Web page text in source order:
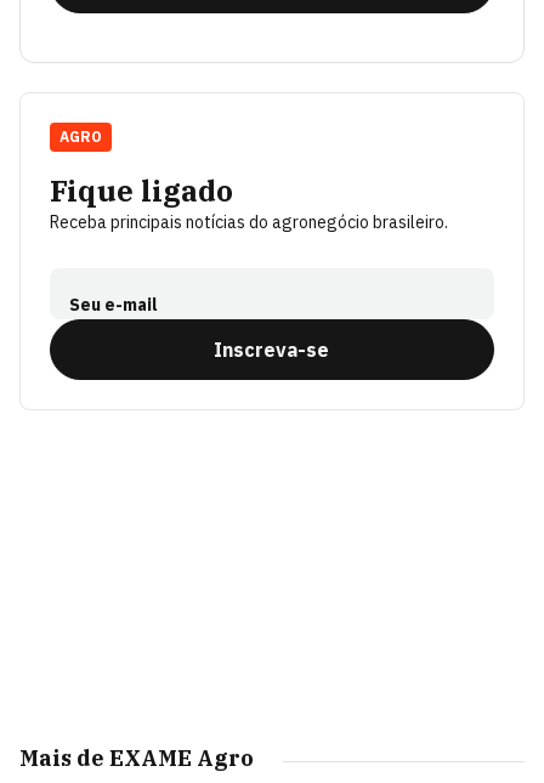
Fique ligado
Receba principais notícias do agronegócio brasileiro.
Seu e-mail
Inscreva-se
AGRO
Mais de EXAME Agro